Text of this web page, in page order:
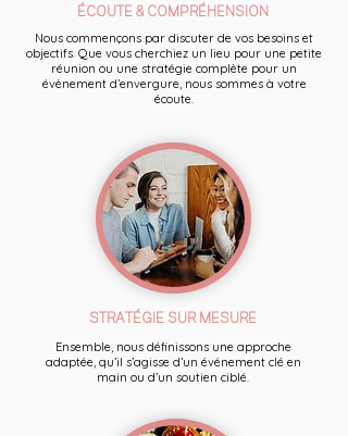
ÉCOUTE & COMPRÉHENSION
Nous commençons par discuter de vos besoins et
objectifs. Que vous cherchiez un lieu pour une petite
réunion ou une stratégie complète pour un
évènement d’envergure, nous sommes à votre
écoute.
STRATÉGIE SUR MESURE
Ensemble, nous définissons une approche
adaptée, qu’il s’agisse d’un événement clé en
main ou d’un soutien ciblé.